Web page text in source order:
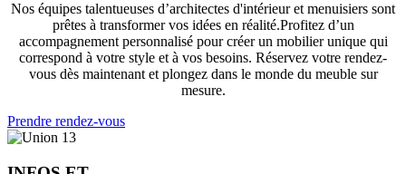
Nos équipes talentueuses d’architectes d'intérieur et menuisiers sont
prêtes à transformer vos idées en réalité.Profitez d’un
accompagnement personnalisé pour créer un mobilier unique qui
correspond à votre style et à vos besoins. Réservez votre rendez-
vous dès maintenant et plongez dans le monde du meuble sur
mesure.
Prendre rendez-vous